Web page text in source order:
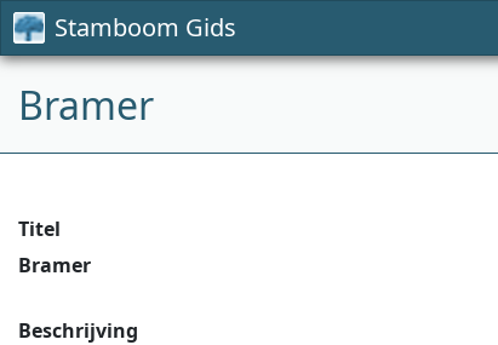
Stamboom Gids
Bramer
Titel
Bramer
Beschrijving